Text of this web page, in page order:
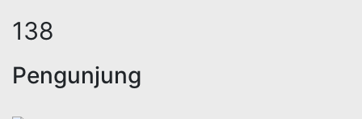
168
Pengunjung